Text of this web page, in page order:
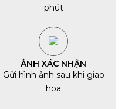
phút
ẢNH XÁC NHẬN
Gửi hình ảnh sau khi giao
hoa